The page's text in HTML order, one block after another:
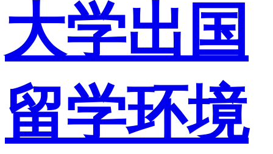
大学出国
留学环境